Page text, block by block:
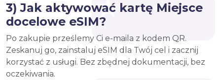
3) Jak aktywować kartę Miejsce
docelowe eSIM?
Po zakupie prześlemy Ci e-maila z kodem QR.
Zeskanuj go, zainstaluj eSIM dla Twój cel i zacznij
korzystać z usługi. Bez zbędnej dokumentacji, bez
oczekiwania.